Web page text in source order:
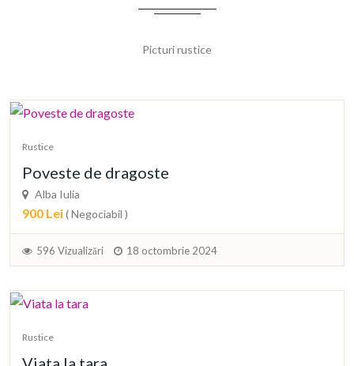
Picturi rustice
Rustice
Poveste de dragoste
Alba Iulia
900 Lei( Negociabil )
596 Vizualizări 18 octombrie 2024
Rustice